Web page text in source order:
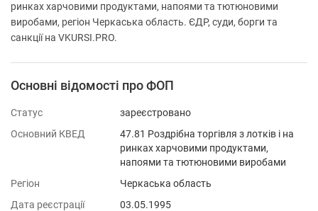
ринках харчовими продуктами, напоями та тютюновими
виробами, регіон Черкаська область. ЄДР, суди, борги та
санкції на VKURSI.PRO.
Основні відомості про ФОП
Статус
зареєстровано
Основний КВЕД
47.81 Роздрібна торгівля з лотків і на
ринках харчовими продуктами,
напоями та тютюновими виробами
Регіон
Черкаська область
Дата реєстрації
03.05.1995